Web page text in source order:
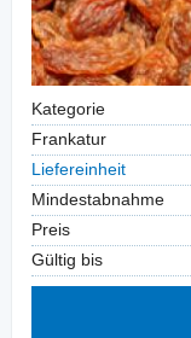
Kategorie
Frankatur
Liefereinheit
Mindestabnahme
Preis
Gültig bis